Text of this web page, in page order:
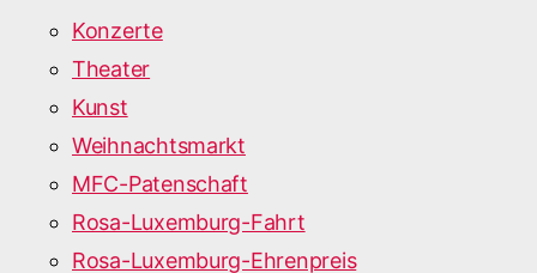
Konzerte
Theater
Kunst
Weihnachtsmarkt
MFC-Patenschaft
Rosa-Luxemburg-Fahrt
Rosa-Luxemburg-Ehrenpreis